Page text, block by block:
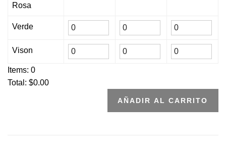
Rosa
Verde
Vison
Items: 0
Total: $0.00
AÑADIR AL CARRITO